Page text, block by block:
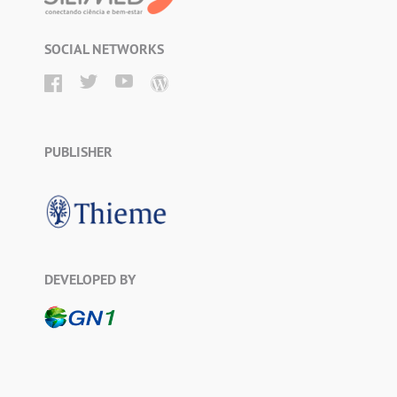
SOCIAL NETWORKS
PUBLISHER
DEVELOPED BY